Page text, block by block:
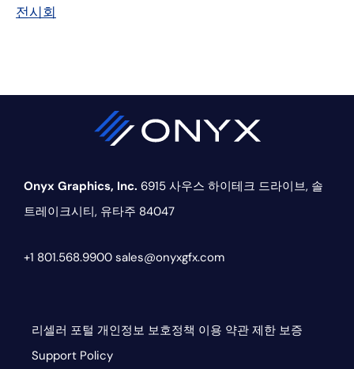
전시회
Onyx Graphics, Inc. 6915 사우스 하이테크 드라이브, 솔
트레이크시티, 유타주 84047
+1 801.568.9900 sales@onyxgfx.com
리셀러 포털 개인정보 보호정책 이용 약관 제한 보증
Support Policy